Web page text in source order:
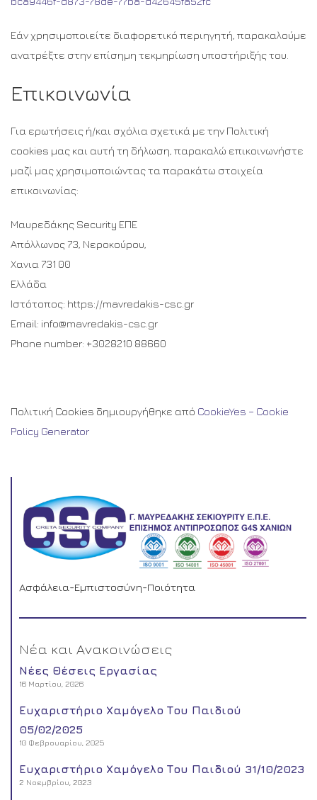
Εάν χρησιμοποιείτε διαφορετικό περιηγητή, παρακαλούμε
ανατρέξτε στην επίσημη τεκμηρίωση υποστήριξής του.
Επικοινωνία
Για ερωτήσεις ή/και σχόλια σχετικά με την Πολιτική
cookies μας και αυτή τη δήλωση, παρακαλώ επικοινωνήστε
μαζί μας χρησιμοποιώντας τα παρακάτω στοιχεία
επικοινωνίας:
Μαυρεδάκης Security ΕΠΕ
Απόλλωνος 73, Νεροκούρου,
Χανια 731 00
Ελλάδα
Ιστότοπος: https://mavredakis-csc.gr
Email: info@mavredakis-csc.gr
Phone number: +3028210 88660
Πολιτική Cookies δημιουργήθηκε από CookieYes – Cookie
Policy Generator
Ασφάλεια-Εμπιστοσύνη-Ποιότητα
Νέα και Ανακοινώσεις
Νέες Θέσεις Εργασίας
16 Μαρτίου, 2026
Ευχαριστήριο Χαμόγελο Του Παιδιού
05/02/2025
10 Φεβρουαρίου, 2025
Ευχαριστήριο Χαμόγελο Του Παιδιού 31/10/2023
2 Νοεμβρίου, 2023